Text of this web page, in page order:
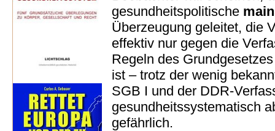
gesundheitspolitische
Überzeugung geleitet, die
effektiv nur gegen die
Regeln des
ist – trotz der wenig
SGB I und der DDR-
gesundheitssystematisch
gefährlich.